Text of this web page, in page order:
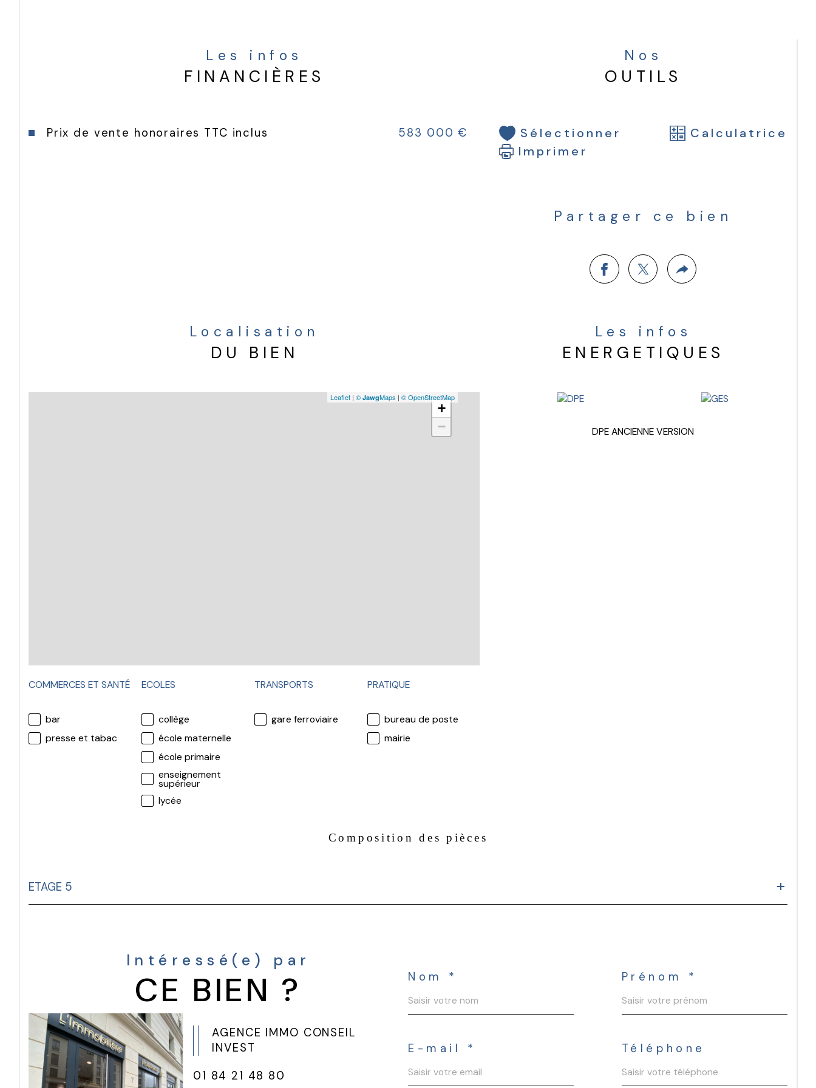
à-terre dans un secteur dynamique et en
Les infos
FINANCIÈRES
Prix de vente honoraires TTC inclus 583 000 €
Nos
OUTILS
Sélectionner
Calculatrice
Imprimer
Partager ce bien
Localisation
DU BIEN
+
−
Leaflet |©JawgMaps |© OpenStreetMap
COMMERCES ET SANTÉ
bar
presse et tabac
ECOLES
collège
école maternelle
école primaire
enseignement
supérieur
lycée
TRANSPORTS
gare ferroviaire
PRATIQUE
bureau de poste
mairie
Les infos
ENERGETIQUES
DPE ANCIENNE VERSION
Composition des pièces
ETAGE 5
Intéressé(e) par
CE BIEN ?
AGENCE IMMO CONSEIL
INVEST
01 84 21 48 80
Nom * Prénom *
E-mail * Téléphone